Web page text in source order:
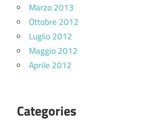
Marzo 2013
Ottobre 2012
Luglio 2012
Maggio 2012
Aprile 2012
Categories